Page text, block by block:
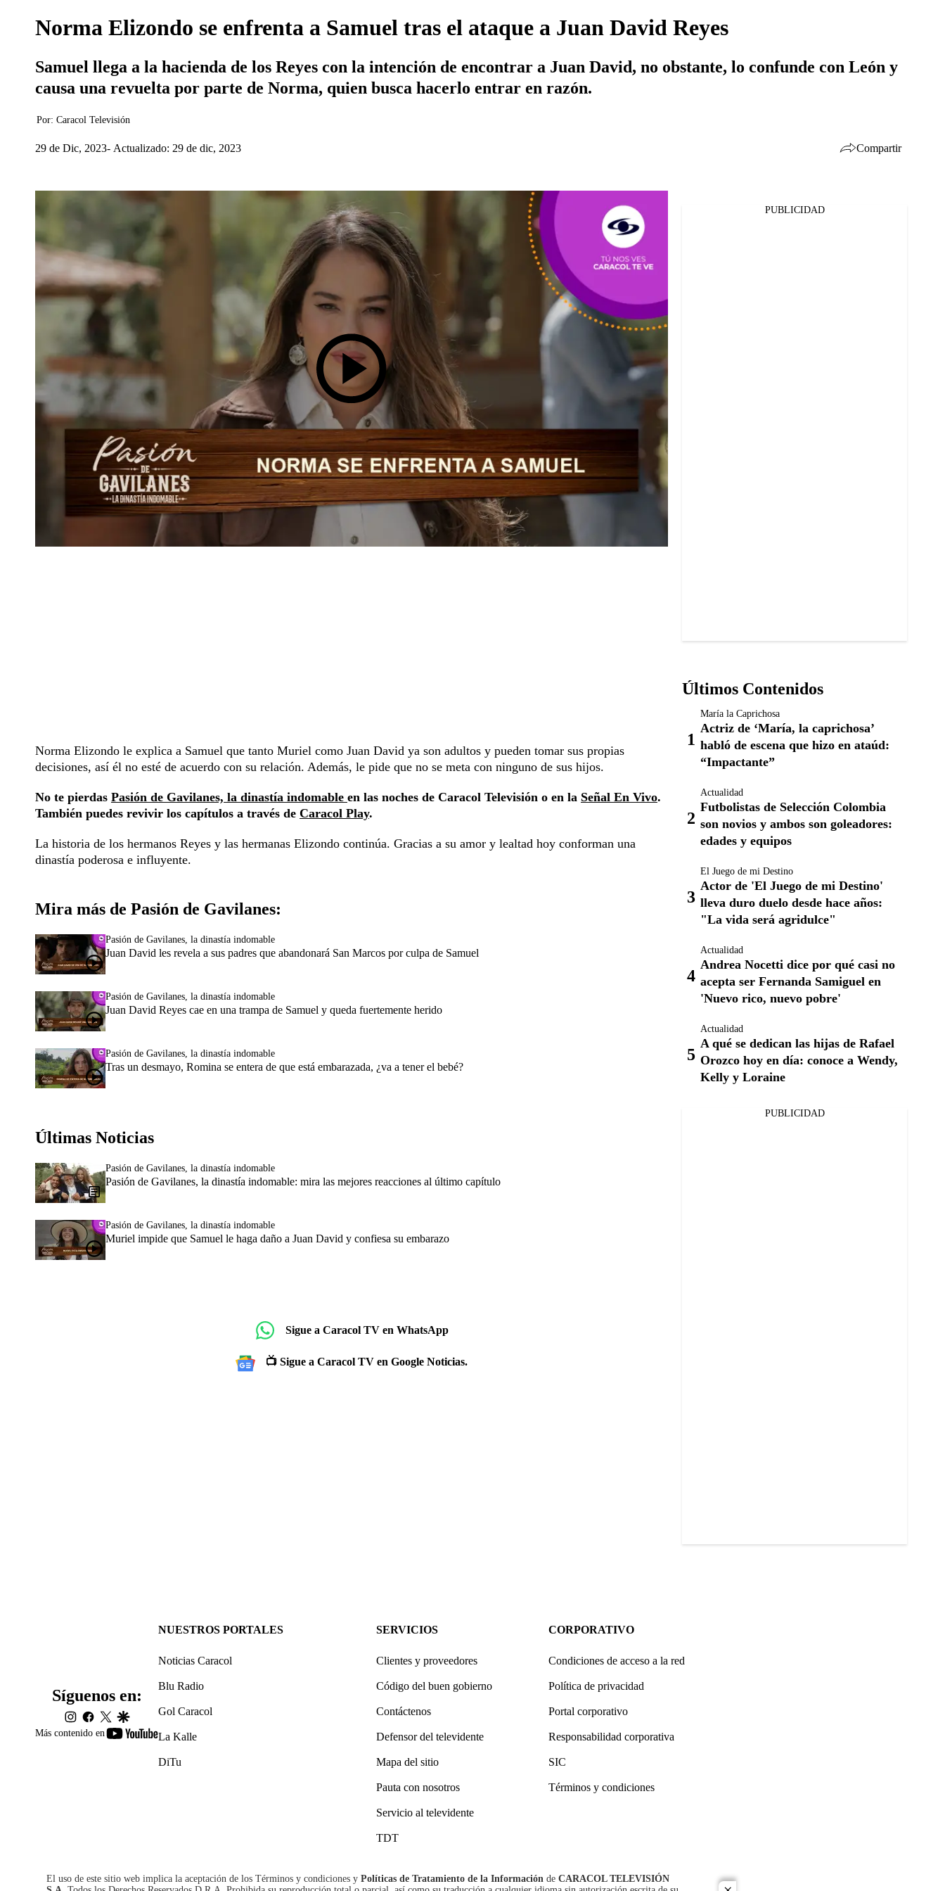
Norma Elizondo se enfrenta a Samuel tras el ataque a Juan David Reyes
Samuel llega a la hacienda de los Reyes con la intención de encontrar a Juan David, no obstante, lo confunde con León y
causa una revuelta por parte de Norma, quien busca hacerlo entrar en razón.
Por: Caracol Televisión
29 de Dic, 2023 Actualizado: 29 de dic, 2023 Compartir
Norma Elizondo le explica a Samuel que tanto Muriel como Juan David ya son adultos y pueden tomar sus propias
decisiones, así él no esté de acuerdo con su relación. Además, le pide que no se meta con ninguno de sus hijos.
No te pierdas Pasión de Gavilanes, la dinastía indomable en las noches de Caracol Televisión o en la Señal En Vivo.
También puedes revivir los capítulos a través de Caracol Play.
La historia de los hermanos Reyes y las hermanas Elizondo continúa. Gracias a su amor y lealtad hoy conforman una
dinastía poderosa e influyente.
Mira más de Pasión de Gavilanes:
Pasión de Gavilanes, la dinastía indomable
Juan David les revela a sus padres que abandonará San Marcos por culpa de Samuel
Pasión de Gavilanes, la dinastía indomable
Juan David Reyes cae en una trampa de Samuel y queda fuertemente herido
Pasión de Gavilanes, la dinastía indomable
Tras un desmayo, Romina se entera de que está embarazada, ¿va a tener el bebé?
Últimas Noticias
Pasión de Gavilanes, la dinastía indomable
Pasión de Gavilanes, la dinastía indomable: mira las mejores reacciones al último capítulo
Pasión de Gavilanes, la dinastía indomable
Muriel impide que Samuel le haga daño a Juan David y confiesa su embarazo
Sigue a Caracol TV en WhatsApp
📺 Sigue a Caracol TV en Google Noticias.
PUBLICIDAD
Últimos Contenidos
María la Caprichosa
Actriz de ‘María, la caprichosa’
habló de escena que hizo en ataúd:
“Impactante”
Actualidad
Futbolistas de Selección Colombia
son novios y ambos son goleadores:
edades y equipos
El Juego de mi Destino
Actor de 'El Juego de mi Destino'
lleva duro duelo desde hace años:
"La vida será agridulce"
Actualidad
Andrea Nocetti dice por qué casi no
acepta ser Fernanda Samiguel en
'Nuevo rico, nuevo pobre'
Actualidad
A qué se dedican las hijas de Rafael
Orozco hoy en día: conoce a Wendy,
Kelly y Loraine
PUBLICIDAD
Más contenido en
youtube-
Síguenos en:
instagram
facebook
twittergoogle
NUESTROS PORTALES
Noticias Caracol
Blu Radio
Gol Caracol
La Kalle
DiTu
SERVICIOS
Clientes y proveedores
Código del buen gobierno
Contáctenos
Defensor del televidente
Mapa del sitio
Pauta con nosotros
Servicio al televidente
TDT
CORPORATIVO
Condiciones de acceso a la red
Política de privacidad
Portal corporativo
Responsabilidad corporativa
SIC
Términos y condiciones
El uso de este sitio web implica la aceptación de los Términos y condiciones y Políticas de Tratamiento de la Información de CARACOL TELEVISIÓN